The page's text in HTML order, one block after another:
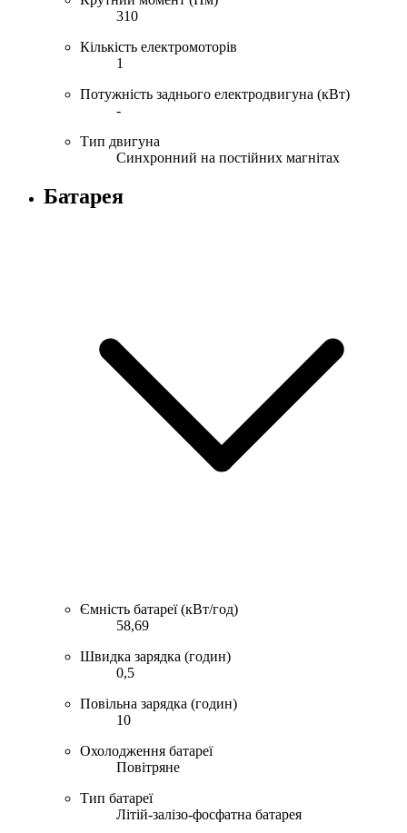
310
Кількість електромоторів
1
Потужність заднього електродвигуна (кВт)
-
Тип двигуна
Синхронний на постійних магнітах
Батарея
Ємність батареї (кВт/год)
58,69
Швидка зарядка (годин)
0,5
Повільна зарядка (годин)
10
Охолодження батареї
Повітряне
Тип батареї
Літій-залізо-фосфатна батарея